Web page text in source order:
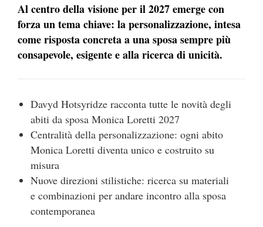
Al centro della visione per il 2027 emerge con
forza un tema chiave: la personalizzazione, intesa
come risposta concreta a una sposa sempre più
consapevole, esigente e alla ricerca di unicità.
Davyd Hotsyridze racconta tutte le novità degli
abiti da sposa Monica Loretti 2027
Centralità della personalizzazione: ogni abito
Monica Loretti diventa unico e costruito su
misura
Nuove direzioni stilistiche: ricerca su materiali
e combinazioni per andare incontro alla sposa
contemporanea